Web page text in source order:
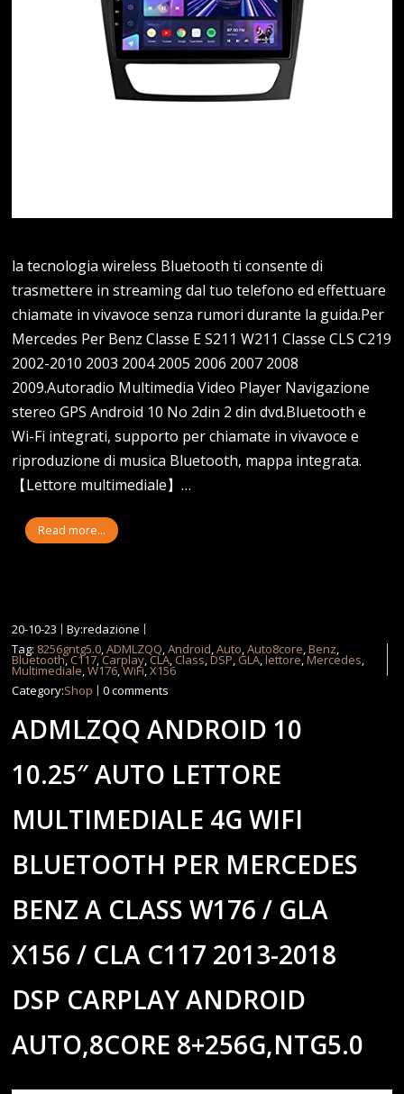
la tecnologia wireless Bluetooth ti consente di
trasmettere in streaming dal tuo telefono ed effettuare
chiamate in vivavoce senza rumori durante la guida.Per
Mercedes Per Benz Classe E S211 W211 Classe CLS C219
2002-2010 2003 2004 2005 2006 2007 2008
2009.Autoradio Multimedia Video Player Navigazione
stereo GPS Android 10 No 2din 2 din dvd.Bluetooth e
Wi-Fi integrati, supporto per chiamate in vivavoce e
riproduzione di musica Bluetooth, mappa integrata.
【Lettore multimediale】…
Read more...
20-10-23
By:redazione
Tag: 8256gntg5.0 ,ADMLZQQ ,Android ,Auto ,Auto8core ,Benz
Bluetooth,C117 ,Carplay ,CLA Class ,DSP GLA ,lettore,Mercedes
Multimediale ,W176 ,WiFi,X156
Category:Shop 0 comments
ADMLZQQ ANDROID 10
10.25″ AUTO LETTORE
MULTIMEDIALE 4G WIFI
BLUETOOTH PER MERCEDES
BENZ A CLASS W176 / GLA
X156 / CLA C117 2013-2018
DSP CARPLAY ANDROID
AUTO,8CORE 8+256G,NTG5.0